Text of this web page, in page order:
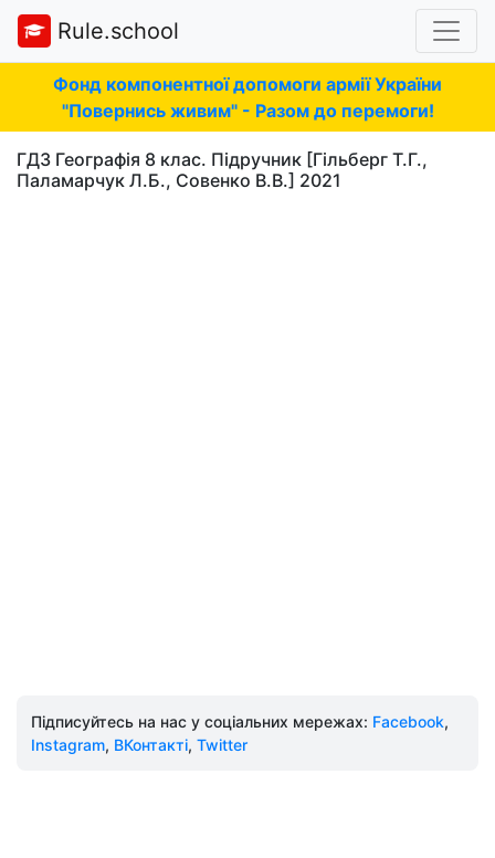
Rule.school
Фонд компонентної допомоги армії України
"Повернись живим" - Разом до перемоги!
ГДЗ Географія 8 клас. Підручник [Гільберг Т.Г.,
Паламарчук Л.Б., Совенко В.В.] 2021
Підписуйтесь на нас у соціальних мережах: Facebook,
Instagram, ВКонтакті, Twitter